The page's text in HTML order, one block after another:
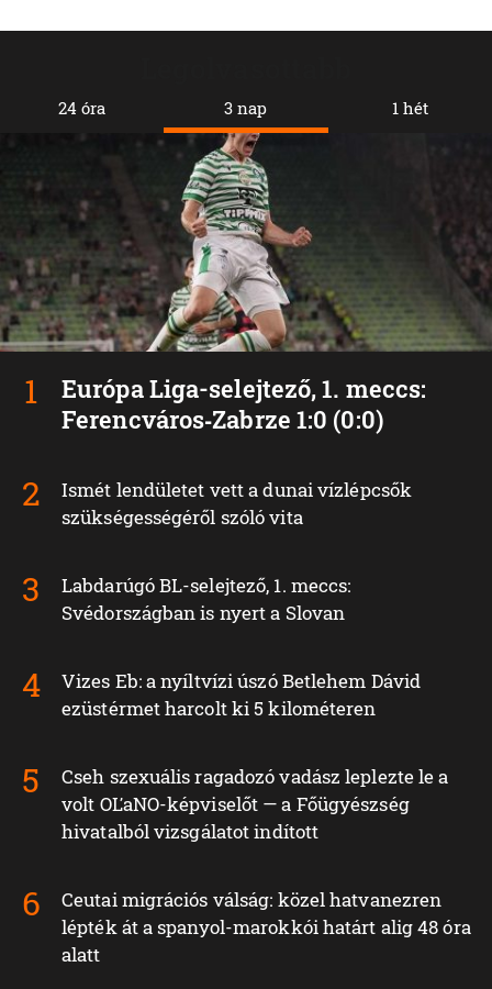
24 óra 3 nap
Európa Liga-selejtező, 1. meccs:
Ferencváros‑Zabrze 1:0 (0:0)
Ismét lendületet vett a dunai vízlépcsők
szükségességéről szóló vita
Labdarúgó BL-selejtező, 1. meccs:
Svédországban is nyert a Slovan
Vizes Eb: a nyíltvízi úszó Betlehem Dávid
ezüstérmet harcolt ki 5 kilométeren
Cseh szexuális ragadozó vadász leplezte le a
volt OĽaNO-képviselőt — a Főügyészség
hivatalból vizsgálatot indított
Ceutai migrációs válság: közel hatvanezren
lépték át a spanyol-marokkói határt alig 48 óra
alatt
1 hét